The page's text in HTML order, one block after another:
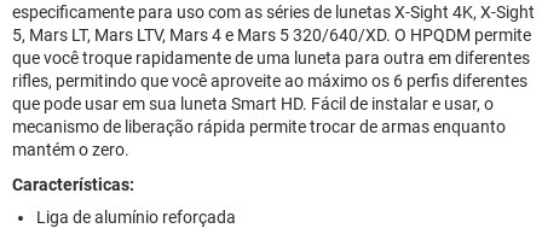
especificamente para uso com as séries de lunetas X-Sight 4K, X-Sight
5, Mars LT, Mars LTV, Mars 4 e Mars 5 320/640/XD. O HPQDM permite
que você troque rapidamente de uma luneta para outra em diferentes
rifles, permitindo que você aproveite ao máximo os 6 perfis diferentes
que pode usar em sua luneta Smart HD. Fácil de instalar e usar, o
mecanismo de liberação rápida permite trocar de armas enquanto
mantém o zero.
Características:
Liga de alumínio reforçada